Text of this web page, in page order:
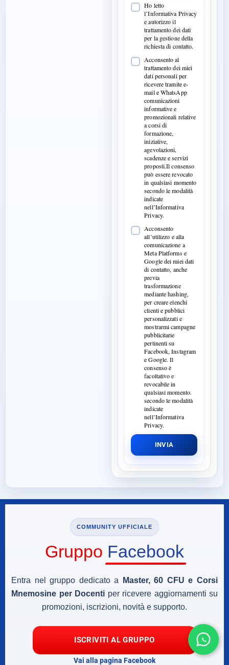
Ho letto
l’Informativa Privacy
e autorizzo il
trattamento dei dati
per la gestione della
richiesta di contatto.
Acconsento al
trattamento dei miei
dati personali per
ricevere tramite e-
mail e WhatsApp
comunicazioni
informative e
promozionali relative
a corsi di
formazione,
iniziative,
agevolazioni,
scadenze e servizi
proposti.Il consenso
può essere revocato
in qualsiasi momento
secondo le modalità
indicate
nell’Informativa
Privacy.
Acconsento
all’utilizzo e alla
comunicazione a
Meta Platforms e
Google dei miei dati
di contatto, anche
previa
trasformazione
mediante hashing,
per creare elenchi
clienti e pubblici
personalizzati e
mostrarmi campagne
pubblicitarie
pertinenti su
Facebook, Instagram
e Google. Il
consenso è
facoltativo e
revocabile in
qualsiasi momento.
secondo le modalità
indicate
nell’Informativa
Privacy.
INVIA
COMMUNITY UFFICIALE
Gruppo Facebook
Entra nel gruppo dedicato a
Master, 60 CFU e Corsi
Mnemosine per Docenti per ricevere aggiornamenti su
promozioni, iscrizioni, novità e supporto.
ISCRIVITI AL GRUPPO
Vai alla pagina Facebook